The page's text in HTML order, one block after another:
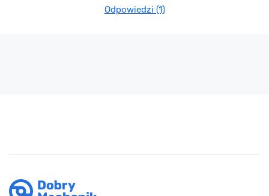
Odpowiedzi (1)